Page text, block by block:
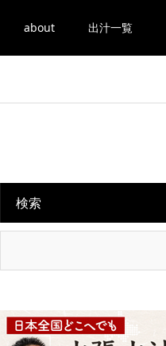
about 出汁一覧
検索